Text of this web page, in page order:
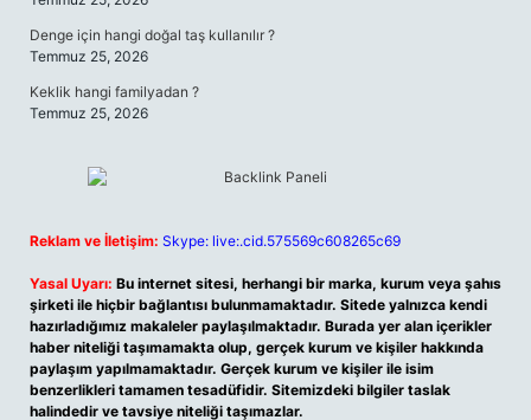
Denge için hangi doğal taş kullanılır ?
Temmuz 25, 2026
Keklik hangi familyadan ?
Temmuz 25, 2026
Reklam ve İletişim: Skype: live:.cid.575569c608265c69
Yasal Uyarı: Bu internet sitesi, herhangi bir marka, kurum veya şahıs
şirketi ile hiçbir bağlantısı bulunmamaktadır. Sitede yalnızca kendi
hazırladığımız makaleler paylaşılmaktadır. Burada yer alan içerikler
haber niteliği taşımamakta olup, gerçek kurum ve kişiler hakkında
paylaşım yapılmamaktadır. Gerçek kurum ve kişiler ile isim
benzerlikleri tamamen tesadüfidir. Sitemizdeki bilgiler taslak
halindedir ve tavsiye niteliği taşımazlar.